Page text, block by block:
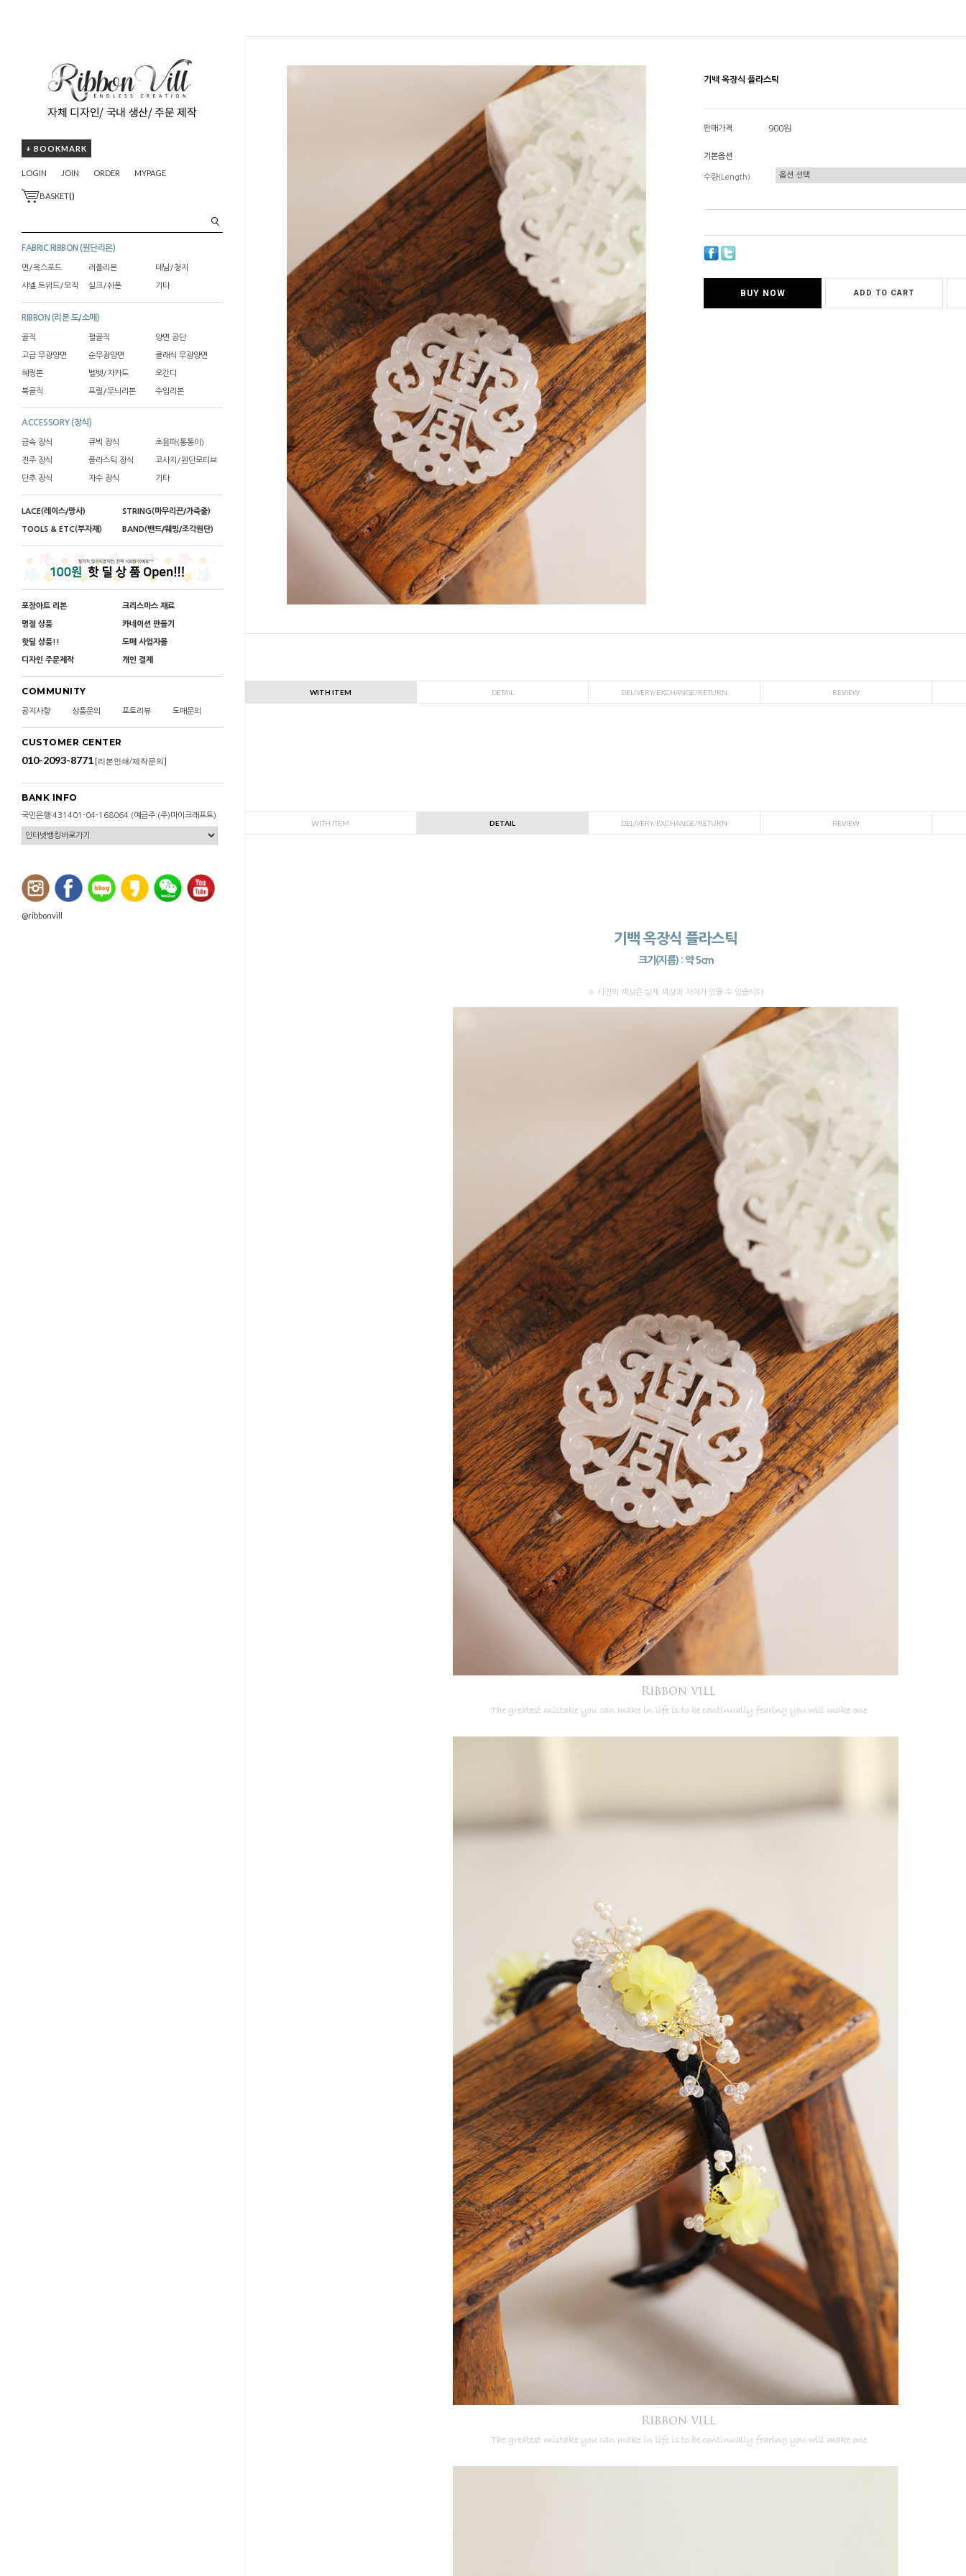
+ BOOKMARK
LOGIN JOIN ORDER MYPAGE
BASKET()
FABRIC RIBBON (원단리본)
면/옥스포드 러플리본 데님/청지
샤넬 트위드/모직 실크/쉬폰 기타
RIBBON (리본 도/소매)
골직 펄골직 양면 공단
고급 무광양면 순무광양면 클래식 무광양면
헤링본 벨벳/자카드 오간디
북골직 프릴/무늬리본 수입리본
ACCESSORY (장식)
금속 장식 큐빅 장식 초음파(통통이)
진주 장식 플라스틱 장식 코사지/원단모티브
단추 장식 자수 장식 기타
LACE(레이스/망사) STRING(마무리끈/가죽줄)
TOOLS & ETC(부자재) BAND(밴드/웨빙/조각원단)
포장아트 리본 크리스마스 재료
명절 상품 카네이션 만들기
핫딜 상품!! 도매 사업자몰
디자인 주문제작 개인 결제
COMMUNITY
공지사항 상품문의 포토리뷰 도매문의
CUSTOMER CENTER
010-2093-8771 [리본인쇄/제작문의]
BANK INFO
국민은행 431401-04-168064 (예금주:(주)마이크래프트)
@ribbonvill
기백 옥장식 플라스틱
판매가격 900원
기본옵션
수량(Length)
BUY NOW ADD TO CART
WITH ITEM DETAIL DELIVERY/EXCHANGE/RETURN REVIEW
WITH ITEM DETAIL DELIVERY/EXCHANGE/RETURN REVIEW
기백 옥장식 플라스틱
크기(지름) : 약 5cm
※ 사진의 색상은 실제 색상과 차이가 있을 수 있습니다